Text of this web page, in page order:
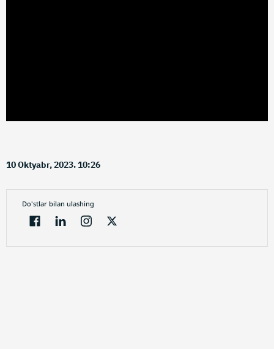
10 Oktyabr, 2023. 10:26
Do'stlar bilan ulashing